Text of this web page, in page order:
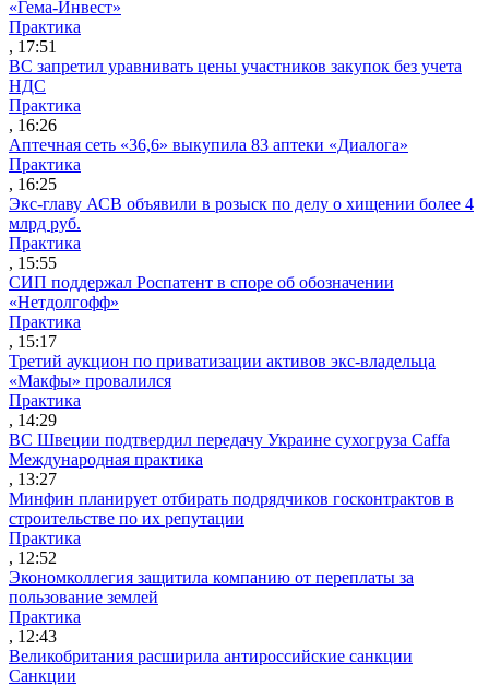
«Гема-Инвест»
Практика
, 17:51
ВС запретил уравнивать цены участников закупок без учета
НДС
Практика
, 16:26
Аптечная сеть «36,6» выкупила 83 аптеки «Диалога»
Практика
, 16:25
Экс-главу АСВ объявили в розыск по делу о хищении более 4
млрд руб.
Практика
, 15:55
СИП поддержал Роспатент в споре об обозначении
«Нетдолгофф»
Практика
, 15:17
Третий аукцион по приватизации активов экс-владельца
«Макфы» провалился
Практика
, 14:29
ВС Швеции подтвердил передачу Украине сухогруза Caffa
Международная практика
, 13:27
Минфин планирует отбирать подрядчиков госконтрактов в
строительстве по их репутации
Практика
, 12:52
Экономколлегия защитила компанию от переплаты за
пользование землей
Практика
, 12:43
Великобритания расширила антироссийские санкции
Санкции